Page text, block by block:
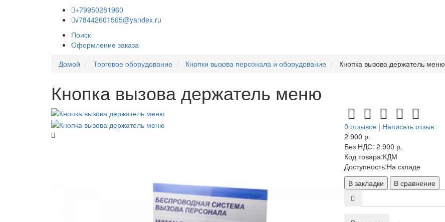
+79950281960
v78442601565@yandex.ru
Поиск
Оформление заказа
Домой
Торговое оборудование Кнопки вызова персонала и оборудование Кнопка вызова держатель меню
Кнопка вызова держатель меню
0 отзывов | Написать отзыв
2 900 р.
Без НДС: 2 900 р.
Код товара:КДМ
Доступность:На складе
В закладки
В сравнение